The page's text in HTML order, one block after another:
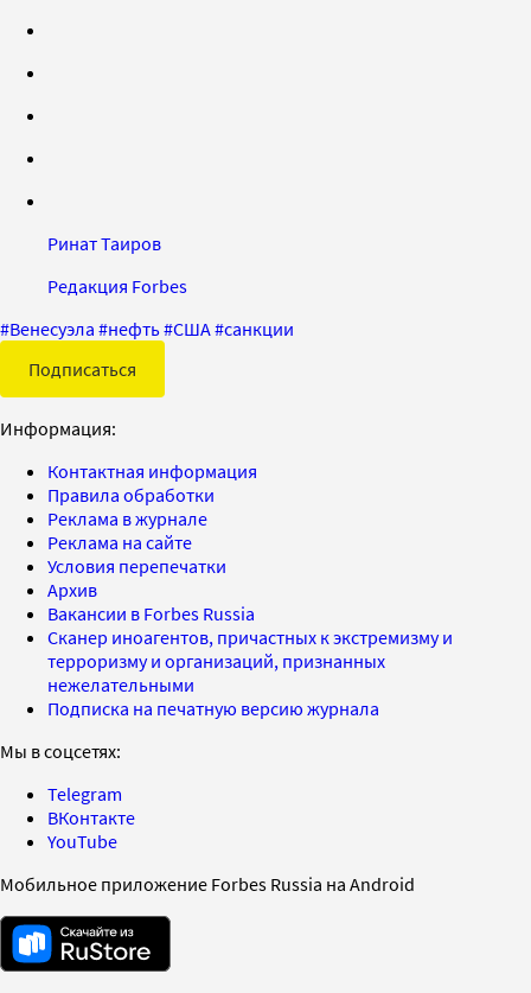
Ринат Таиров
Редакция Forbes
#Венесуэла #нефть#США#санкции
Подписаться
Информация:
Контактная информация
Правила обработки
Реклама в журнале
Реклама на сайте
Условия перепечатки
Архив
Вакансии в Forbes Russia
Сканер иноагентов, причастных к экстремизму и
терроризму и организаций, признанных
нежелательными
Подписка на печатную версию журнала
Мы в соцсетях:
Telegram
ВКонтакте
YouTube
Мобильное приложение Forbes Russia на Android